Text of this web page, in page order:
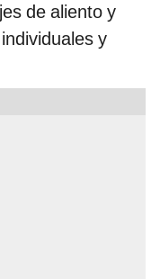
de aliento y
y